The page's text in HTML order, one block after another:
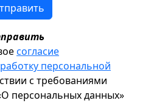
согласие
персональной
с требованиями
персональных данных»